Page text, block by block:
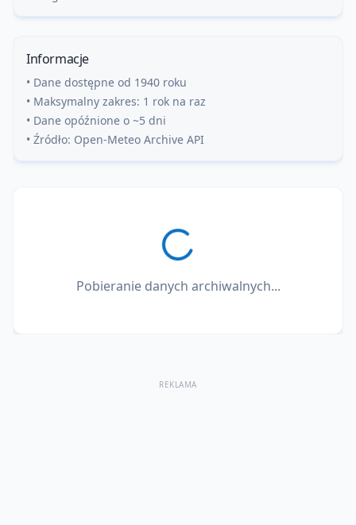
Informacje
• Dane dostępne od 1940 roku
• Maksymalny zakres: 1 rok na raz
• Dane opóźnione o ~5 dni
• Źródło: Open-Meteo Archive API
Pobieranie danych archiwalnych...
REKLAMA